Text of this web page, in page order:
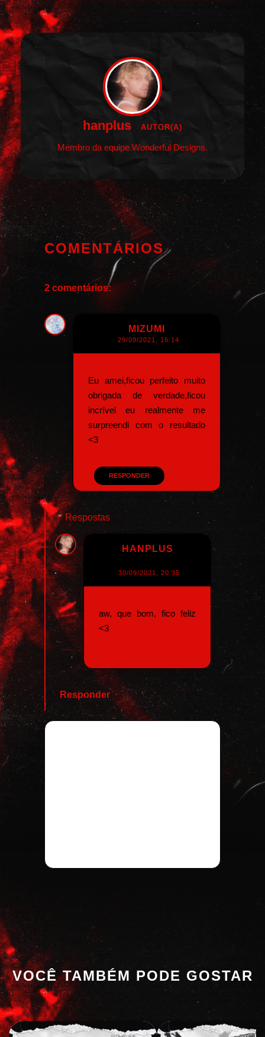
hanplus AUTOR(A)
Membro da equipe Wonderful Designs.
COMENTÁRIOS
2 comentários:
MIZUMI
29/09/2021, 16:14
Eu amei,ficou perfeito muito
obrigada de verdade,ficou
incrível eu realmente me
surpreendi com o resultado
<3
RESPONDER
Respostas
HANPLUS
30/09/2021, 20:35
aw, que bom, fico feliz
<3
Responder
VOCÊ TAMBÉM PODE GOSTAR